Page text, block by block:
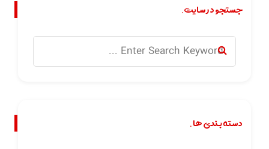
جستجو در سایت.
دسته بندی ها.